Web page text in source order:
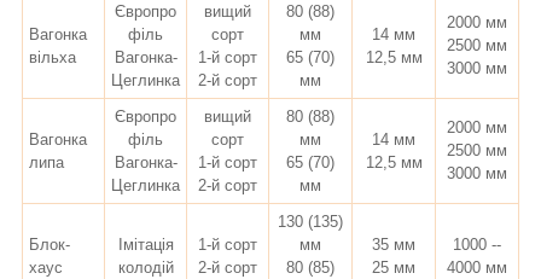
Вагонка
вільха
Європро
філь
Вагонка-
Цеглинка
вищий
сорт
1-й сорт
2-й сорт
80 (88)
мм
65 (70)
мм
14 мм
12,5 мм
2000 мм
2500 мм
3000 мм
Вагонка
липа
Європро
філь
Вагонка-
Цеглинка
вищий
сорт
1-й сорт
2-й сорт
80 (88)
мм
65 (70)
мм
14 мм
12,5 мм
2000 мм
2500 мм
3000 мм
Блок-
хаус
Імітація
колодій
1-й сорт
2-й сорт
130 (135)
мм
80 (85)
35 мм
25 мм
1000 --
4000 мм